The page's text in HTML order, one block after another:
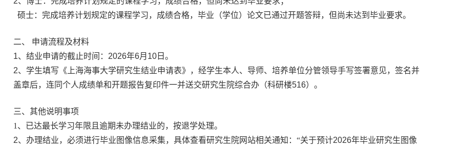
硕士： 完成培养计划规定的课程学习，成绩合格，毕业（学位）论文已通过开题答辩，但尚未达到毕业要求。
二、 申请流程及材料
1、 结业申请的截止时间： 2026年6月 10 日。
2、 学生填写《上海海事大学研究生结业申请表》 ， 经学生本人、导师、培养单位分管领导手写签署意见，签名并
盖章后，连同个人成绩单和开题报告复印件一并送交研究生院综合办 （科研楼516）。
三、其他说明事项
1、已达最长学习年限且逾期未办理结业的，按退学处理。
2、办理结业，必须进行毕业图像信息采集，具体查看研究生院网站相关通知：“关于预计2026年毕业研究生图像